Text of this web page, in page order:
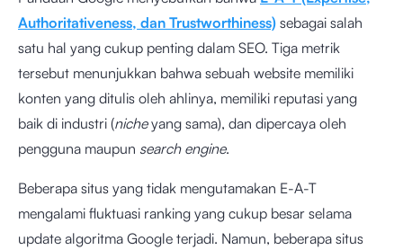
Authoritativeness, dan Trustworthiness) sebagai salah
satu hal yang cukup penting dalam SEO. Tiga metrik
tersebut menunjukkan bahwa sebuah website memiliki
konten yang ditulis oleh ahlinya, memiliki reputasi yang
baik di industri (nicheyang sama), dan dipercaya oleh
pengguna maupun search engine.
Beberapa situs yang tidak mengutamakan E-A-T
mengalami fluktuasi ranking yang cukup besar selama
update algoritma Google terjadi. Namun, beberapa situs